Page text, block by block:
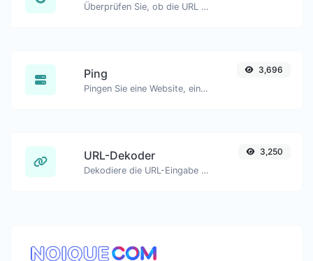
Überprüfen Sie, ob die URL von Google als gesperrt und als sicher/unsicher gekennzeichnet ist.
Ping
Pingen Sie eine Website, einen Server oder einen Port..
3,696
URL-Dekoder
Dekodiere die URL-Eingabe zurück zu einem normalen String.
3,250